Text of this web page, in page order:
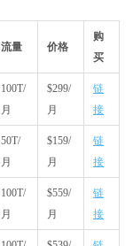
流量 价格
购
买
100T/
月
$299/
月
链
接
50T/
月
$159/
月
链
接
100T/
月
$559/
月
链
接